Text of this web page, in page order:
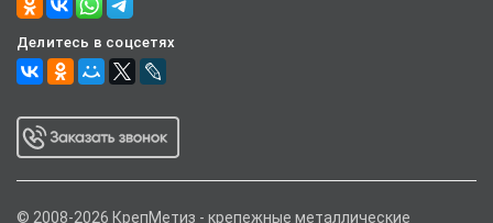
Делитесь в соцсетях
© 2008-2026 КрепМетиз - крепежные металлические